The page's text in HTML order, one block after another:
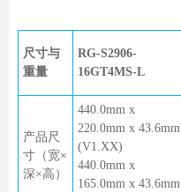
尺寸与
重量
RG-S2906-
16GT4MS-L
产品尺
寸（宽×
深×高）
440.0mm x
220.0mm x 43.6mm
(V1.XX)
440.0mm x
165.0mm x 43.6mm